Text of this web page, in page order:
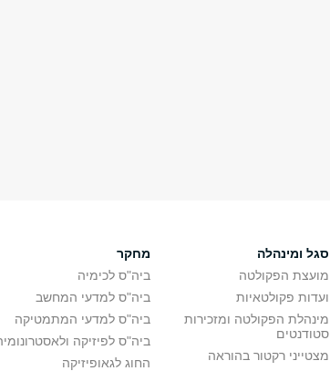
סגל ומינהלה
מועצת הפקולטה
ועדות פקולטאיות
מינהלת הפקולטה ומזכירות
סטודנטים
מצטייני רקטור בהוראה
מחקר
ביה"ס לכימיה
ביה"ס למדעי המחשב
ביה"ס למדעי המתמטיקה
ביה"ס לפיזיקה
החוג לגאופיזיקה